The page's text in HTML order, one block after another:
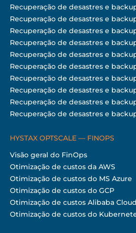
Recuperação de desastres e
Recuperação de desastres e
Recuperação de desastres e
Recuperação de desastres e
Recuperação de desastres e
Recuperação de desastres e
Recuperação de desastres e
Recuperação de desastres e
Recuperação de desastres e
Recuperação de desastres e
HYSTAX OPTSCALE — FINOPS
Visão geral do FinOps
Otimização de custos da AWS
Otimização de custos do MS Azure
Otimização de custos do GCP
Otimização de custos Alibaba Cloud
Otimização de custos do